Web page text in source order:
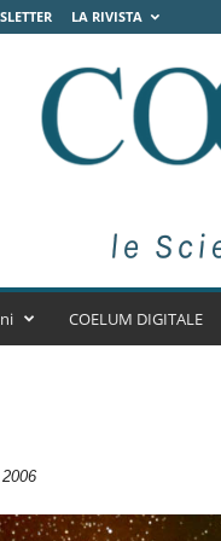
LA RIVISTA
COELUM DIGITALE